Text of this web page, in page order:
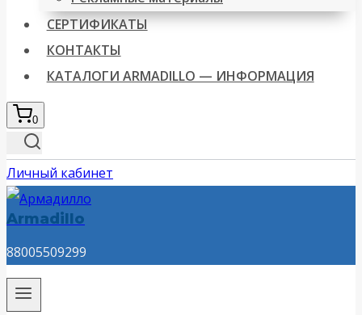
СЕРТИФИКАТЫ
КОНТАКТЫ
КАТАЛОГИ ARMADILLO — ИНФОРМАЦИЯ
0
Личный кабинет
Armadillo
88005509299